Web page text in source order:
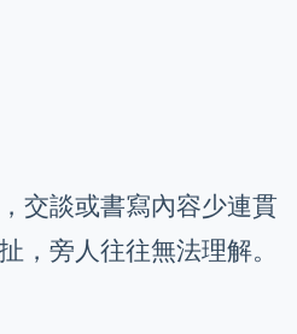
交談或書寫內容少連貫
，旁人往往無法理解。